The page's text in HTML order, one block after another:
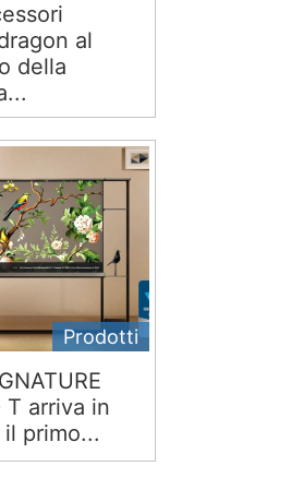
al
della
Prodotti
T arriva in
il primo...